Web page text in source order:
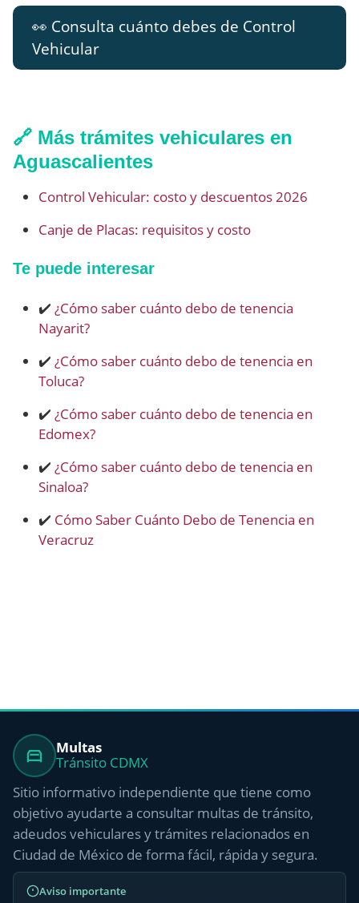
👀 Consulta cuánto debes de Control
Vehicular
🔗 Más trámites vehiculares en
Aguascalientes
Control Vehicular: costo y descuentos 2026
Canje de Placas: requisitos y costo
Te puede interesar
✔️ ¿Cómo saber cuánto debo de tenencia
Nayarit?
✔️ ¿Cómo saber cuánto debo de tenencia en
Toluca?
✔️ ¿Cómo saber cuánto debo de tenencia en
Edomex?
✔️ ¿Cómo saber cuánto debo de tenencia en
Sinaloa?
✔️ Cómo Saber Cuánto Debo de Tenencia en
Veracruz
Multas
Tránsito CDMX
Sitio informativo independiente que tiene como
objetivo ayudarte a consultar multas de tránsito,
adeudos vehiculares y trámites relacionados en
Ciudad de México de forma fácil, rápida y segura.
Aviso importante